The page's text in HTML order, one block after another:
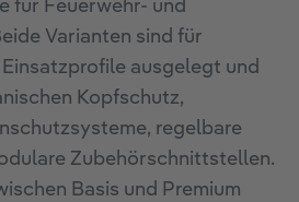
für Feuerwehr- und
Varianten sind für
ausgelegt und
Kopfschutz,
regelbare
Zubehörschnittstellen.
Basis und Premium